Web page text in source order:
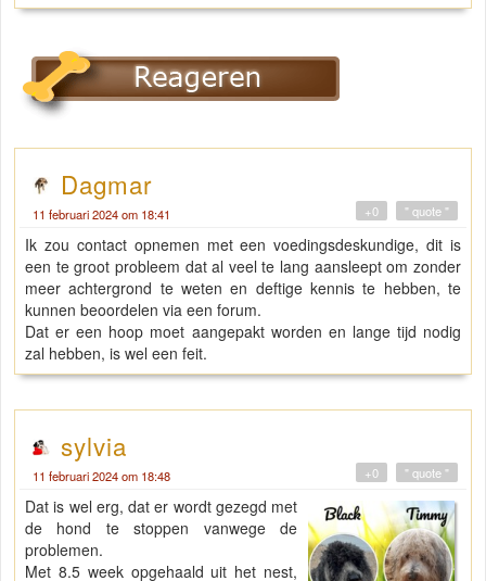
Dagmar
11 februari 2024 om 18:41 " quote "
+0
Ik zou contact opnemen met een voedingsdeskundige, dit is
een te groot probleem dat al veel te lang aansleept om zonder
meer achtergrond te weten en deftige kennis te hebben, te
kunnen beoordelen via een forum.
Dat er een hoop moet aangepakt worden en lange tijd nodig
zal hebben, is wel een feit.
sylvia
11 februari 2024 om 18:48 " quote "
+0
Dat is wel erg, dat er wordt gezegd met
de hond te stoppen vanwege de
problemen.
Met 8.5 week opgehaald uit het nest,